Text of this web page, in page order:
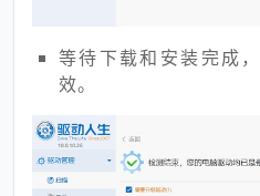
等待下载和安装完成，
效。